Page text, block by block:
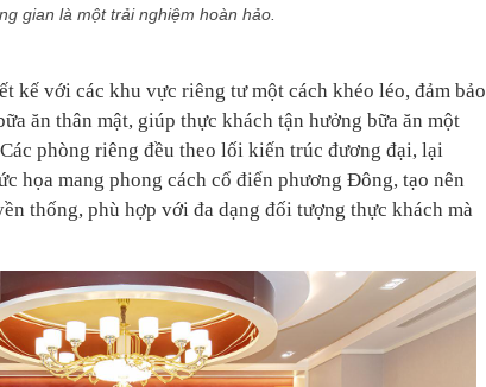
gian là một trải nghiệm hoàn hảo.
kế với các khu vực riêng tư một cách khéo léo, đảm bảo
ăn thân mật, giúp thực khách tận hưởng bữa ăn một
phòng riêng đều theo lối kiến trúc đương đại, lại
họa mang phong cách cổ điển phương Đông, tạo nên
thống, phù hợp với đa dạng đối tượng thực khách mà